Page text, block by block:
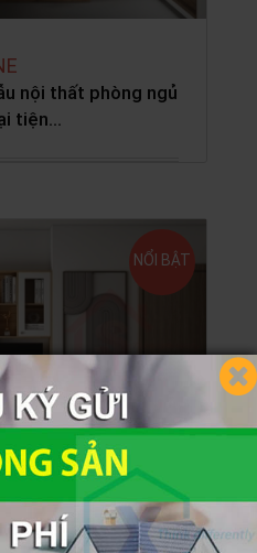
nội thất phòng ngủ
tiện…
NỔI BẬT
đ